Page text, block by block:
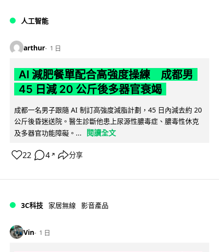
人工智能
arthur 1 日
AI 減肥餐單配合高強度操練 成都男
45 日減 20 公斤後多器官衰竭
成都一名男子跟隨 AI 制訂高強度減脂計劃，45 日內減去約 20
公斤後昏迷送院。醫生診斷他患上尿源性膿毒症、膿毒性休克
及多器官功能障礙。...
閱讀全文
22 4 ↗ 分享
3C科技 家居無線 影音產品
Vin 1 日